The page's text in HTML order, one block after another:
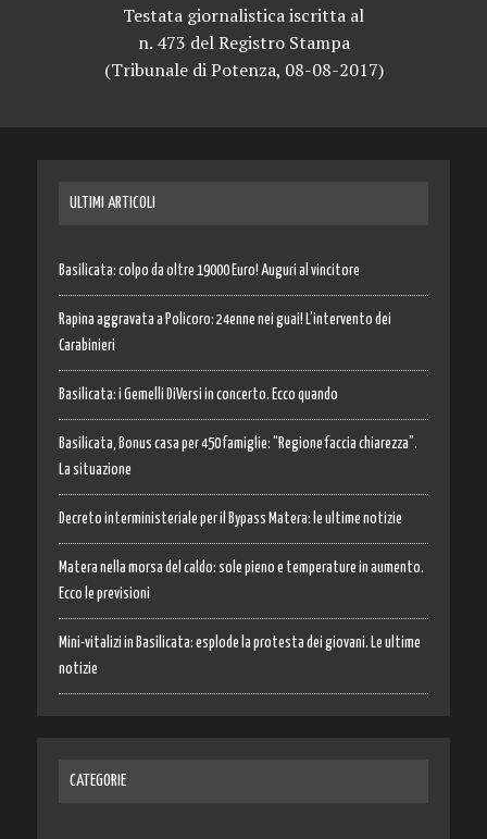
Testata giornalistica iscritta al
n. 473 del Registro Stampa
(Tribunale di Potenza, 08-08-2017)
ULTIMI ARTICOLI
Basilicata: colpo da oltre 19000 Euro! Auguri al vincitore
Rapina aggravata a Policoro: 24enne nei guai! L’intervento dei
Carabinieri
Basilicata: i Gemelli DiVersi in concerto. Ecco quando
Basilicata, Bonus casa per 450 famiglie: “Regione faccia chiarezza”.
La situazione
Decreto interministeriale per il Bypass Matera: le ultime notizie
Matera nella morsa del caldo: sole pieno e temperature in aumento.
Ecco le previsioni
Mini-vitalizi in Basilicata: esplode la protesta dei giovani. Le ultime
notizie
CATEGORIE